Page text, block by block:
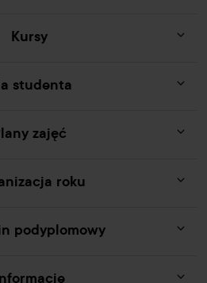
Kursy
studenta
zajęć
roku
podyplomowy
Informacje